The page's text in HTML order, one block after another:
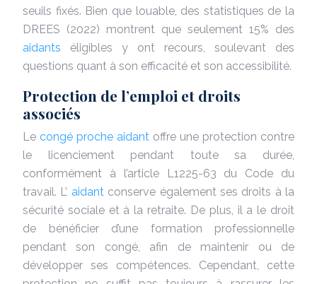
seuils fixés. Bien que louable, des statistiques de la
DREES (2022) montrent que seulement 15% des
aidants éligibles y ont recours, soulevant des
questions quant à son efficacité et son accessibilité.
Protection de l’emploi et droits
associés
Le congé proche aidant offre une protection contre
le licenciement pendant toute sa durée,
conformément à l’article L1225-63 du Code du
travail. L’ aidant conserve également ses droits à la
sécurité sociale et à la retraite. De plus, il a le droit
de bénéficier d’une formation professionnelle
pendant son congé, afin de maintenir ou de
développer ses compétences. Cependant, cette